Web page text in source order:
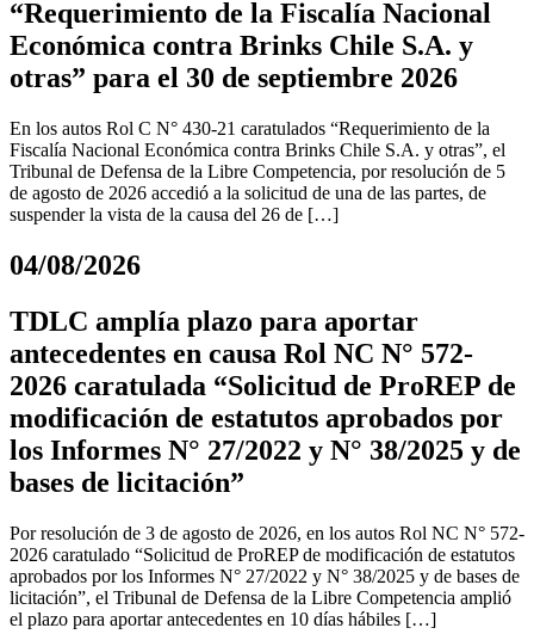
“Requerimiento de la Fiscalía Nacional
Económica contra Brinks Chile S.A. y
otras” para el 30 de septiembre 2026
En los autos Rol C N° 430-21 caratulados “Requerimiento de la
Fiscalía Nacional Económica contra Brinks Chile S.A. y otras”, el
Tribunal de Defensa de la Libre Competencia, por resolución de 5
de agosto de 2026 accedió a la solicitud de una de las partes, de
suspender la vista de la causa del 26 de […]
04/08/2026
TDLC amplía plazo para aportar
antecedentes en causa Rol NC N° 572-
2026 caratulada “Solicitud de ProREP de
modificación de estatutos aprobados por
los Informes N° 27/2022 y N° 38/2025 y de
bases de licitación”
Por resolución de 3 de agosto de 2026, en los autos Rol NC N° 572-
2026 caratulado “Solicitud de ProREP de modificación de estatutos
aprobados por los Informes N° 27/2022 y N° 38/2025 y de bases de
licitación”, el Tribunal de Defensa de la Libre Competencia amplió
el plazo para aportar antecedentes en 10 días hábiles […]